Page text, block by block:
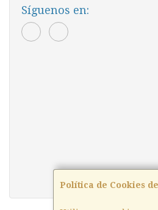
Política de Cookies
Síguenos en: